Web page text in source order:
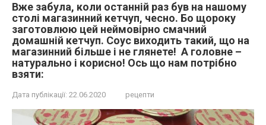
Вже забула, коли останній раз був на нашому
столі магазинний кетчуп, чесно. Бо щороку
заготовлюю цей неймовірно смачний
домашній кетчуп. Соус виходить такий, що на
магазинний більше і не глянете! А головне –
натурально і корисно! Ось що нам потрібно
взяти:
Дата публікації: 22.06.2020 рецепти